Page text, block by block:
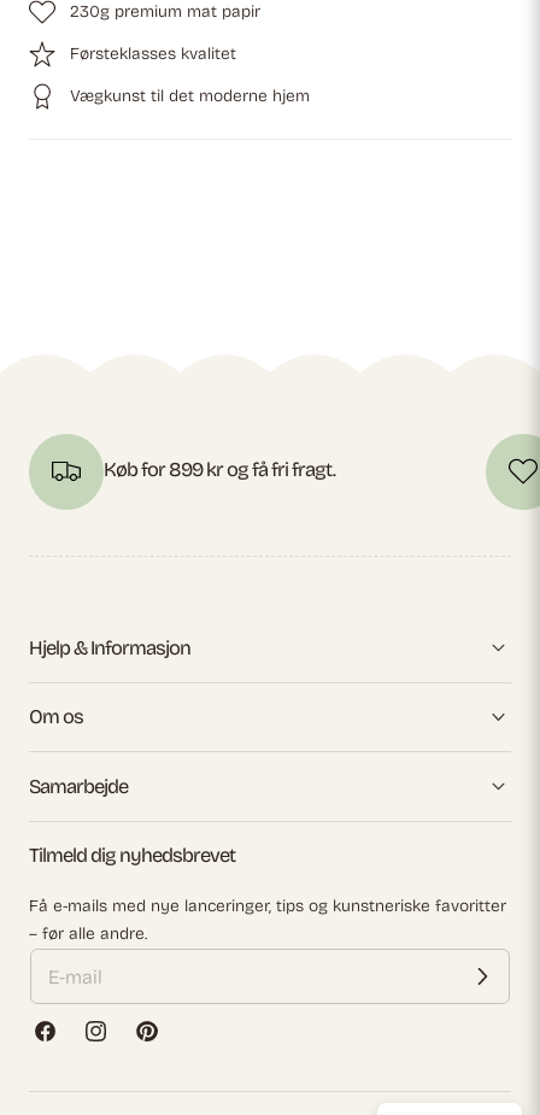
230g premium mat papir
Førsteklasses kvalitet
Vægkunst til det moderne hjem
Køb for 899 kr og få fri fragt.
Hjelp & Informasjon
Om os
Samarbejde
Tilmeld dig nyhedsbrevet
Få e-mails med nye lanceringer, tips og kunstneriske favoritter
– før alle andre.
FacebookInstagramPinterest